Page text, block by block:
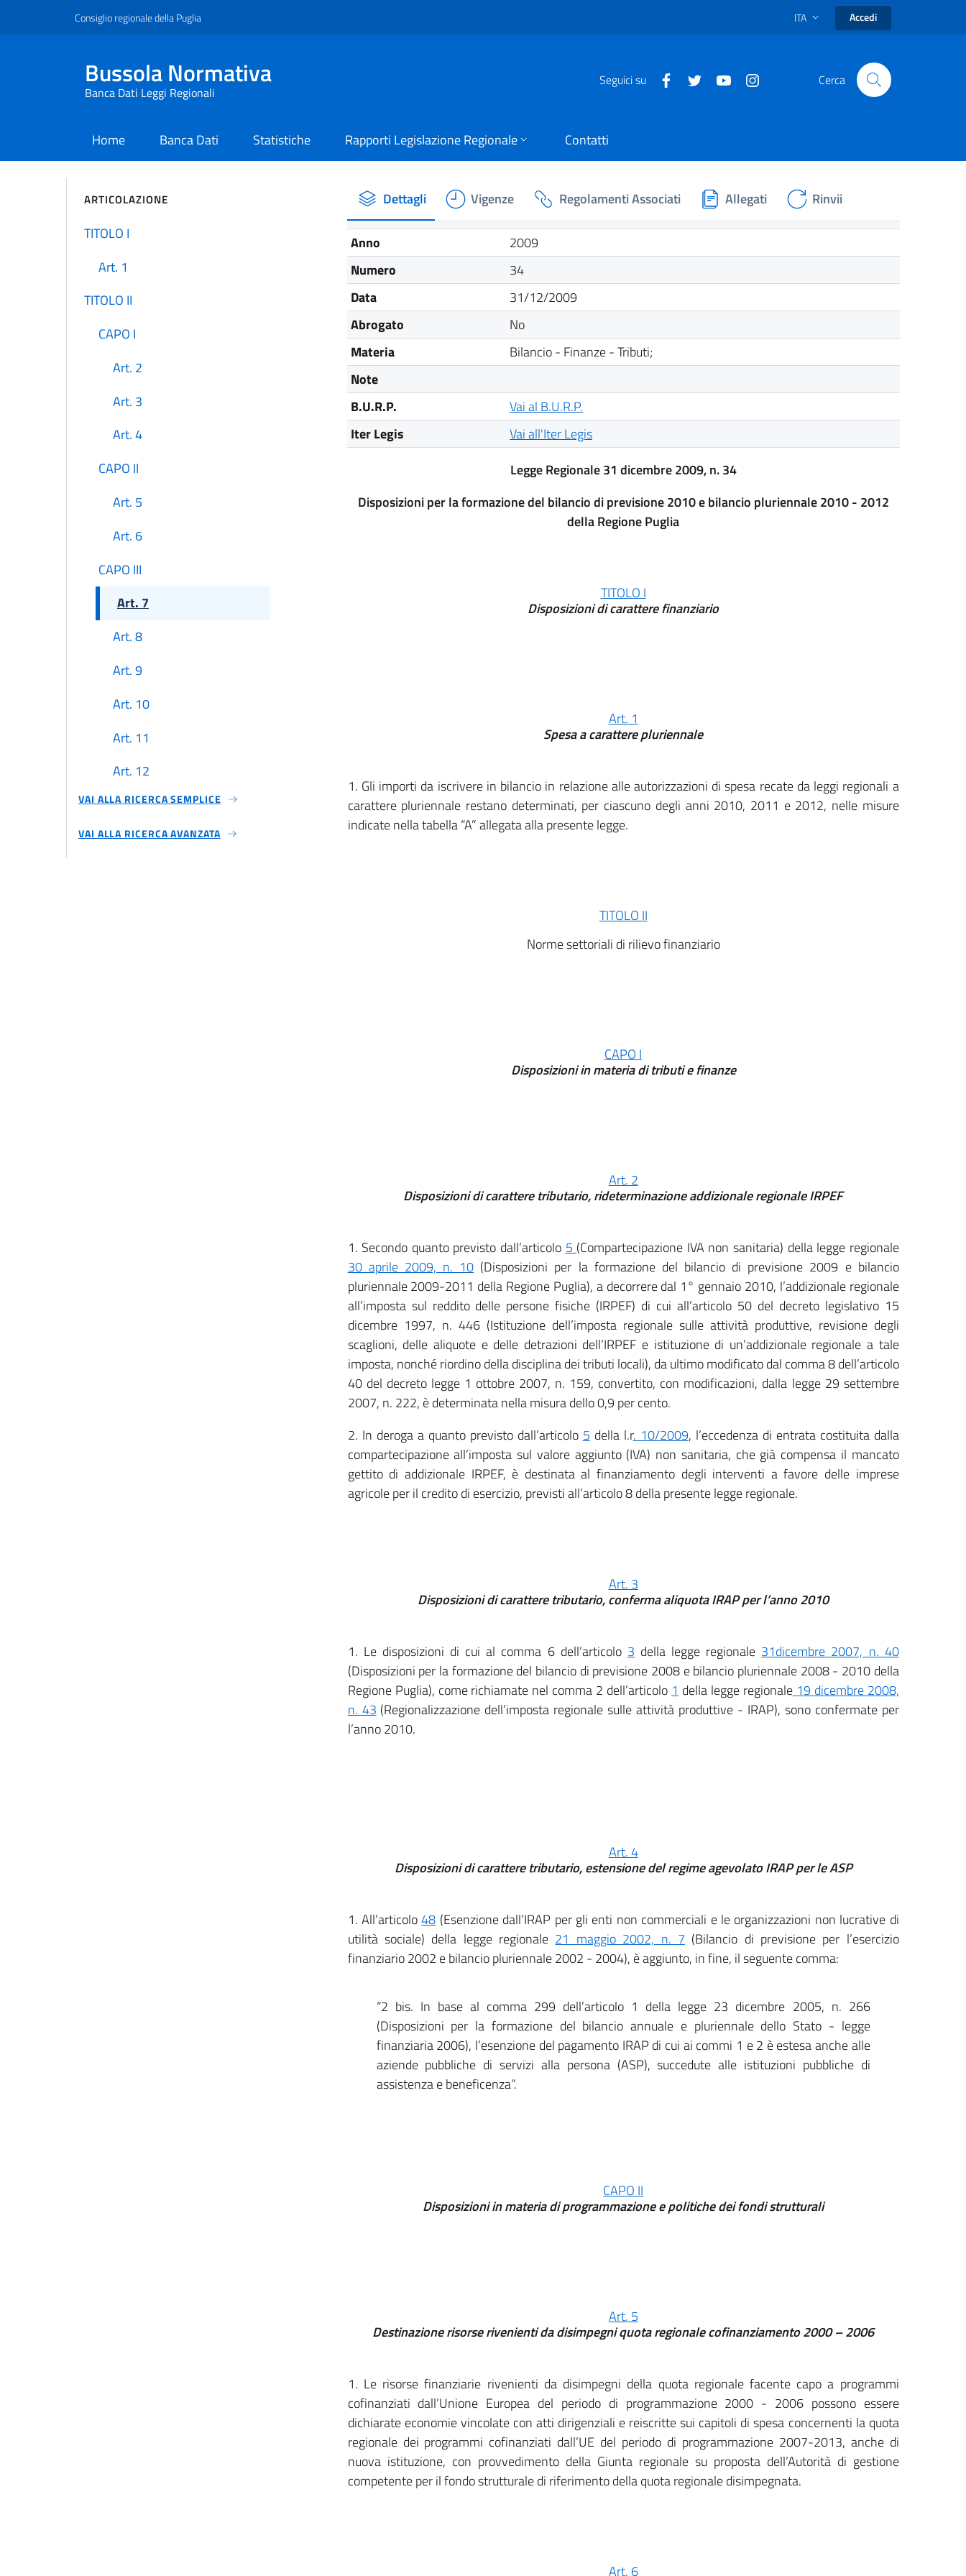
Consiglio regionale della Puglia ITA Accedi
Bussola Normativa
Banca Dati Leggi Regionali
Seguici su Cerca
Home
current Banca Dati Statistiche Rapporti Legislazione Regionale Contatti
ARTICOLAZIONE
TITOLO I
Art. 1
TITOLO II
CAPO I
Art. 2
Art. 3
Art. 4
CAPO II
Art. 5
Art. 6
CAPO III
Art. 7
Art. 8
Art. 9
Art. 10
Art. 11
Art. 12
Art. 13
Art. 14
VAI ALLA RICERCA SEMPLICE
VAI ALLA RICERCA AVANZATA
Dettagli Vigenze Regolamenti Associati Allegati Rinvii
Anno
2009
Numero
34
Data
31/12/2009
Abrogato
No
Materia
Bilancio - Finanze - Tributi;
Note
B.U.R.P.
Vai al B.U.R.P.
Iter Legis
Vai all'Iter Legis
Legge Regionale 31 dicembre 2009, n. 34
Disposizioni per la formazione del bilancio di previsione 2010 e bilancio pluriennale 2010 - 2012
della Regione Puglia
TITOLO I
Disposizioni di carattere finanziario
Art. 1
Spesa a carattere pluriennale
1. Gli importi da iscrivere in bilancio in relazione alle autorizzazioni di spesa recate da leggi regionali a
carattere pluriennale restano determinati, per ciascuno degli anni 2010, 2011 e 2012, nelle misure
indicate nella tabella “A” allegata alla presente legge.
TITOLO II
Norme settoriali di rilievo finanziario
CAPO I
Disposizioni in materia di tributi e finanze
Art. 2
Disposizioni di carattere tributario, rideterminazione addizionale regionale IRPEF
1. Secondo quanto previsto dall’articolo 5 (Compartecipazione IVA non sanitaria) della legge regionale
30 aprile 2009, n. 10 (Disposizioni per la formazione del bilancio di previsione 2009 e bilancio
pluriennale 2009-2011 della Regione Puglia), a decorrere dal 1° gennaio 2010, l’addizionale regionale
all’imposta sul reddito delle persone fisiche (IRPEF) di cui all’articolo 50 del decreto legislativo 15
dicembre 1997, n. 446 (Istituzione dell’imposta regionale sulle attività produttive, revisione degli
scaglioni, delle aliquote e delle detrazioni dell’IRPEF e istituzione di un’addizionale regionale a tale
imposta, nonché riordino della disciplina dei tributi locali), da ultimo modificato dal comma 8 dell’articolo
40 del decreto legge 1 ottobre 2007, n. 159, convertito, con modificazioni, dalla legge 29 settembre
2007, n. 222, è determinata nella misura dello 0,9 per cento.
2. In deroga a quanto previsto dall’articolo 5 della l.r. 10/2009, l’eccedenza di entrata costituita dalla
compartecipazione all’imposta sul valore aggiunto (IVA) non sanitaria, che già compensa il mancato
gettito di addizionale IRPEF, è destinata al finanziamento degli interventi a favore delle imprese
agricole per il credito di esercizio, previsti all’articolo 8 della presente legge regionale.
Art. 3
Disposizioni di carattere tributario, conferma aliquota IRAP per l’anno 2010
1. Le disposizioni di cui al comma 6 dell’articolo 3 della legge regionale 31dicembre 2007, n. 40
(Disposizioni per la formazione del bilancio di previsione 2008 e bilancio pluriennale 2008 - 2010 della
Regione Puglia), come richiamate nel comma 2 dell’articolo 1 della legge regionale19 dicembre 2008,
n. 43 (Regionalizzazione dell’imposta regionale sulle attività produttive - IRAP), sono confermate per
l’anno 2010.
Art. 4
Disposizioni di carattere tributario, estensione del regime agevolato IRAP per le ASP
1. All’articolo48 (Esenzione dall’IRAP per gli enti non commerciali e le organizzazioni non lucrative di
utilità sociale) della legge regionale 21 maggio 2002, n. 7 (Bilancio di previsione per l’esercizio
finanziario 2002 e bilancio pluriennale 2002 - 2004), è aggiunto, in fine, il seguente comma:
“2 bis. In base al comma 299 dell’articolo 1 della legge 23 dicembre 2005, n. 266
(Disposizioni per la formazione del bilancio annuale e pluriennale dello Stato - legge
finanziaria 2006), l’esenzione del pagamento IRAP di cui ai commi 1 e 2 è estesa anche alle
aziende pubbliche di servizi alla persona (ASP), succedute alle istituzioni pubbliche di
assistenza e beneficenza”.
CAPO II
Disposizioni in materia di programmazione e politiche dei fondi strutturali
Art. 5
Destinazione risorse rivenienti da disimpegni quota regionale cofinanziamento 2000 – 2006
1. Le risorse finanziarie rivenienti da disimpegni della quota regionale facente capo a programmi
cofinanziati dall’Unione Europea del periodo di programmazione 2000 - 2006 possono essere
dichiarate economie vincolate con atti dirigenziali e reiscritte sui capitoli di spesa concernenti la quota
regionale dei programmi cofinanziati dall’UE del periodo di programmazione 2007-2013, anche di
nuova istituzione, con provvedimento della Giunta regionale su proposta dell’Autorità di gestione
competente per il fondo strutturale di riferimento della quota regionale disimpegnata.
Art. 6